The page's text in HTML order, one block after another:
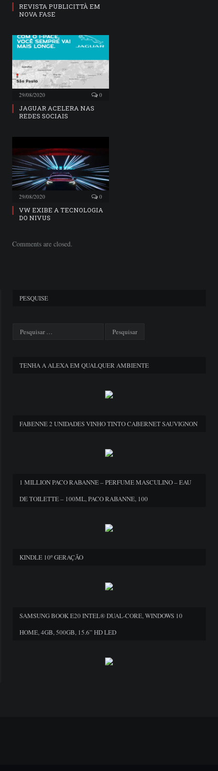
REVISTA PUBLICITTÀ EM
NOVA FASE
29/08/2020 0
JAGUAR ACELERA NAS
REDES SOCIAIS
29/08/2020 0
VW EXIBE A TECNOLOGIA
DO NIVUS
Comments are closed.
PESQUISE
TENHA A ALEXA EM QUALQUER AMBIENTE
FABENNE 2 UNIDADES VINHO TINTO CABERNET SAUVIGNON
1 MILLION PACO RABANNE – PERFUME MASCULINO – EAU
DE TOILETTE – 100ML, PACO RABANNE, 100
KINDLE 10º GERAÇÃO
SAMSUNG BOOK E20 INTEL® DUAL-CORE, WINDOWS 10
HOME, 4GB, 500GB, 15.6” HD LED